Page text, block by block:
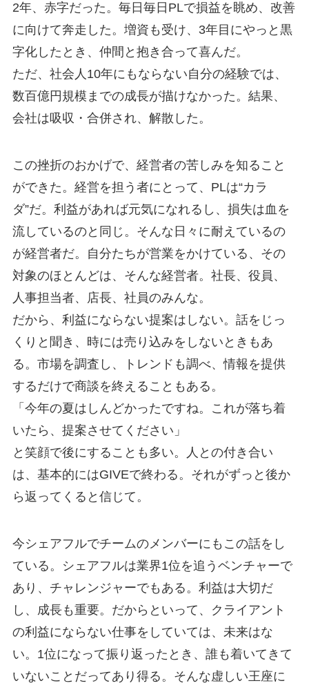
2年、赤字だった。毎日毎日PLで損益を眺め、改善
に向けて奔走した。増資も受け、3年目にやっと黒
字化したとき、仲間と抱き合って喜んだ。
ただ、社会人10年にもならない自分の経験では、
数百億円規模までの成長が描けなかった。結果、
会社は吸収・合併され、解散した。
この挫折のおかげで、経営者の苦しみを知ること
ができた。経営を担う者にとって、PLは“カラ
ダ”だ。利益があれば元気になれるし、損失は血を
流しているのと同じ。そんな日々に耐えているの
が経営者だ。自分たちが営業をかけている、その
対象のほとんどは、そんな経営者。社長、役員、
人事担当者、店長、社員のみんな。
だから、利益にならない提案はしない。話をじっ
くりと聞き、時には売り込みをしないときもあ
る。市場を調査し、トレンドも調べ、情報を提供
するだけで商談を終えることもある。
「今年の夏はしんどかったですね。これが落ち着
いたら、提案させてください」
と笑顔で後にすることも多い。人との付き合い
は、基本的にはGIVEで終わる。それがずっと後か
ら返ってくると信じて。
今シェアフルでチームのメンバーにもこの話をし
ている。シェアフルは業界1位を追うベンチャーで
あり、チャレンジャーでもある。利益は大切だ
し、成長も重要。だからといって、クライアント
の利益にならない仕事をしていては、未来はな
い。1位になって振り返ったとき、誰も着いてきて
いないことだってあり得る。そんな虚しい王座に